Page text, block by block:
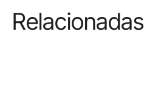
Relacionadas